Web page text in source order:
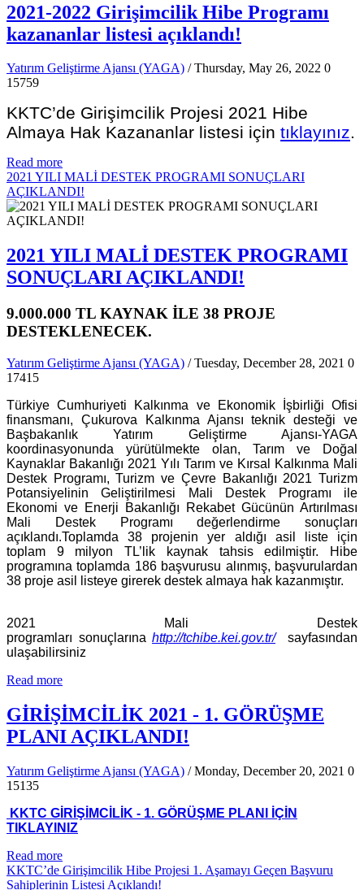
2021-2022 Girişimcilik Hibe Programı
kazananlar listesi açıklandı!
Yatırım Geliştirme Ajansı (YAGA) / Thursday, May 26, 2022 0
15759
KKTC’de Girişimcilik Projesi 2021 Hibe
Almaya Hak Kazananlar listesi için tıklayınız.
Read more
2021 YILI MALİ DESTEK PROGRAMI SONUÇLARI
AÇIKLANDI!
2021 YILI MALİ DESTEK PROGRAMI
SONUÇLARI AÇIKLANDI!
9.000.000 TL KAYNAK İLE 38 PROJE
DESTEKLENECEK.
Yatırım Geliştirme Ajansı (YAGA) / Tuesday, December 28, 2021 0
17415
Türkiye Cumhuriyeti Kalkınma ve Ekonomik İşbirliği Ofisi
finansmanı, Çukurova Kalkınma Ajansı teknik desteği ve
Başbakanlık Yatırım Geliştirme Ajansı-YAGA
koordinasyonunda yürütülmekte olan, Tarım ve Doğal
Kaynaklar Bakanlığı 2021 Yılı Tarım ve Kırsal Kalkınma Mali
Destek Programı, Turizm ve Çevre Bakanlığı 2021 Turizm
Potansiyelinin Geliştirilmesi Mali Destek Programı ile
Ekonomi ve Enerji Bakanlığı Rekabet Gücünün Artırılması
Mali Destek Programı değerlendirme sonuçları
açıklandı.Toplamda 38 projenin yer aldığı asil liste için
toplam 9 milyon TL’lik kaynak tahsis edilmiştir. Hibe
programına toplamda 186 başvurusu alınmış, başvurulardan
38 proje asil listeye girerek destek almaya hak kazanmıştır.
2021 Mali Destek
programları sonuçlarına http://tchibe.kei.gov.tr/
sayfasından
ulaşabilirsiniz
Read more
GİRİŞİMCİLİK 2021 - 1. GÖRÜŞME
PLANI AÇIKLANDI!
Yatırım Geliştirme Ajansı (YAGA) / Monday, December 20, 2021 0
15135
KKTC GİRİŞİMCİLİK - 1. GÖRÜŞME PLANI İÇİN
TIKLAYINIZ
Read more
KKTC’de Girişimcilik Hibe Projesi 1. Aşamayı Geçen Başvuru
Sahiplerinin Listesi Açıklandı!